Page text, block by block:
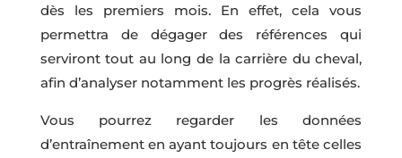
dès les premiers mois. En effet, cela vous
permettra de dégager des références qui
serviront tout au long de la carrière du cheval,
afin d’analyser notamment les progrès réalisés.
Vous pourrez regarder les données
d’entraînement en ayant toujours en tête celles